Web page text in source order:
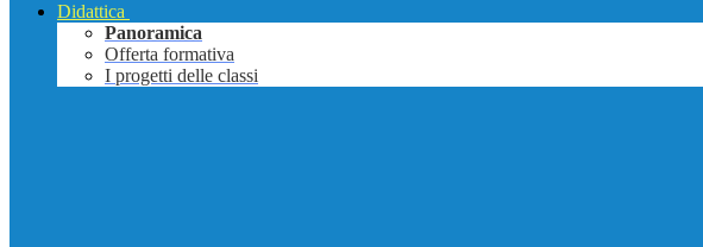
Didattica
Panoramica
Offerta formativa
I progetti delle classi